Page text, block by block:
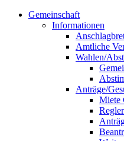
Gemeinschaft
Informationen
Amtliche
Wahlen/
Anträge/
Miete